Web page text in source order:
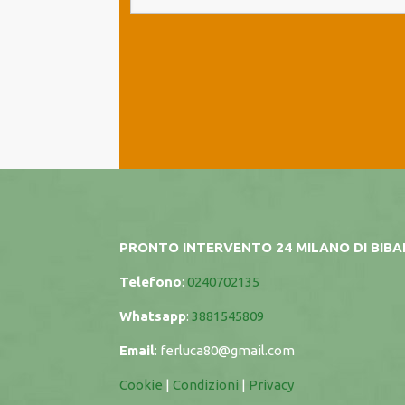
PRONTO INTERVENTO 24 MILANO DI
Telefono:0240702135
Whatsapp:3881545809
Email: ferluca80@gmail.com
Cookie |Condizioni | Privacy